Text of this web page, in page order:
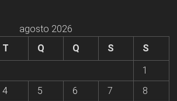
agosto 2026
T Q Q S
S
1
4 5 6 7
8